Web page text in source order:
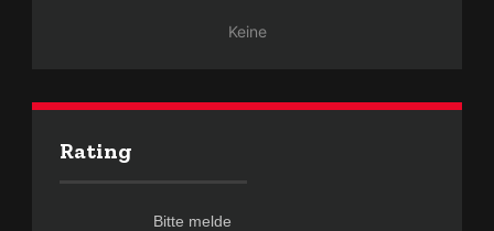
Keine
Rating
Bitte melde